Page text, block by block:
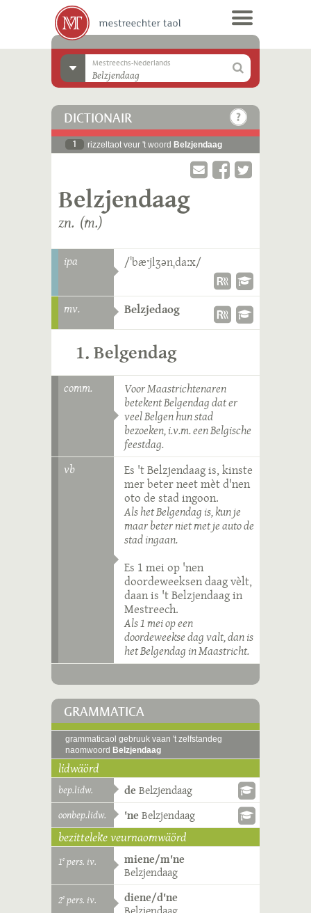
Mestreechs-Nederlands
DICTIONAIR
1 rizzeltaot veur 't woord Belzjendaag
Belzjendaag
zn. (m.)
ipa /ˈbæˑjlʒənˌdaːx/
mv. Belzjedaog
1. Belgendag
comm.
Voor Maastrichtenaren
betekent Belgendag dat er
veel Belgen hun stad
bezoeken, i.v.m. een Belgische
feestdag.
vb
Es 't Belzjendaag is, kinste
mer beter neet mèt d'nen
oto de stad ingoon.
Als het Belgendag is, kun je
maar beter niet met je auto de
stad ingaan.
Es 1 mei op 'nen
doordeweeksen daag vèlt,
daan is 't Belzjendaag in
Mestreech.
Als 1 mei op een
doordeweekse dag valt, dan is
het Belgendag in Maastricht.
GRAMMATICA
grammaticaol gebruuk vaan 't zelfstandeg
naomwoord Belzjendaag
lidwäörd
bep.lidw. de Belzjendaag
oonbep.lidw. 'ne Belzjendaag
bezitteleke veurnaomwäörd
1e pers. iv.
miene/m'ne
Belzjendaag
2e pers. iv.
diene/d'ne